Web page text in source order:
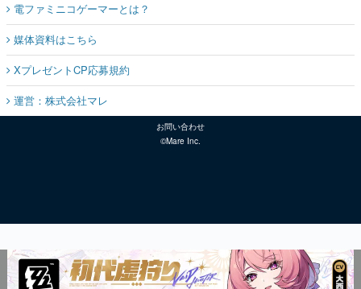
電ファミニコゲーマーとは？
媒体資料はこちら
XプレゼントCP応募規約
運営：株式会社マレ
お問い合わせ
©Mare Inc.